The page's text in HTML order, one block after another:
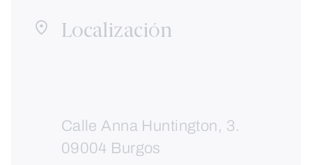
Localización
Calle Anna Huntington, 3.
09004 Burgos